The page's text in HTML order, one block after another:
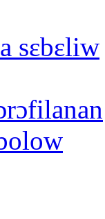
sɛbɛliw